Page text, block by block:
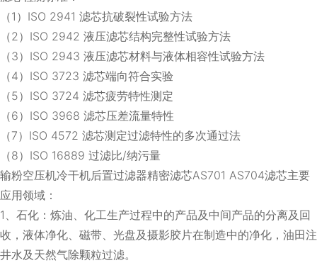
（1）ISO 2941 滤芯抗破裂性试验方法
（2）ISO 2942 液压滤芯结构完整性试验方法
（3）ISO 2943 液压滤芯材料与液体相容性试验方法
（4）ISO 3723 滤芯端向符合实验
（5）ISO 3724 滤芯疲劳特性测定
（6）ISO 3968 滤芯压差流量特性
（7）ISO 4572 滤芯测定过滤特性的多次通过法
（8）ISO 16889 过滤比/纳污量
输粉空压机冷干机后置过滤器精密滤芯AS701 AS704滤芯主要
应用领域：
1、石化：炼油、化工生产过程中的产品及中间产品的分离及回
收，液体净化、磁带、光盘及摄影胶片在制造中的净化，油田注
井水及天然气除颗粒过滤。